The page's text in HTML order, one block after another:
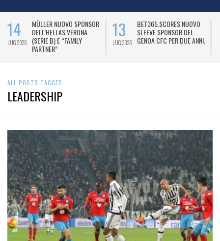
14
LUG 2026
MÜLLER NUOVO SPONSOR
DELL’HELLAS VERONA
(SERIE B) E “FAMILY
PARTNER”
13
LUG 2026
BET365.SCORES NUOVO
SLEEVE SPONSOR DEL
GENOA CFC PER DUE ANNI.
ALL POSTS TAGGED
LEADERSHIP